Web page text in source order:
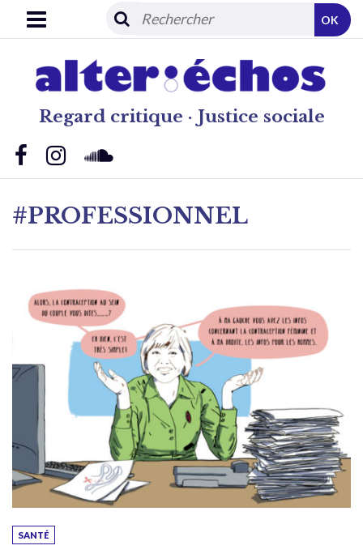
Regard critique · Justice sociale
OK
#PROFESSIONNEL
SANTÉ